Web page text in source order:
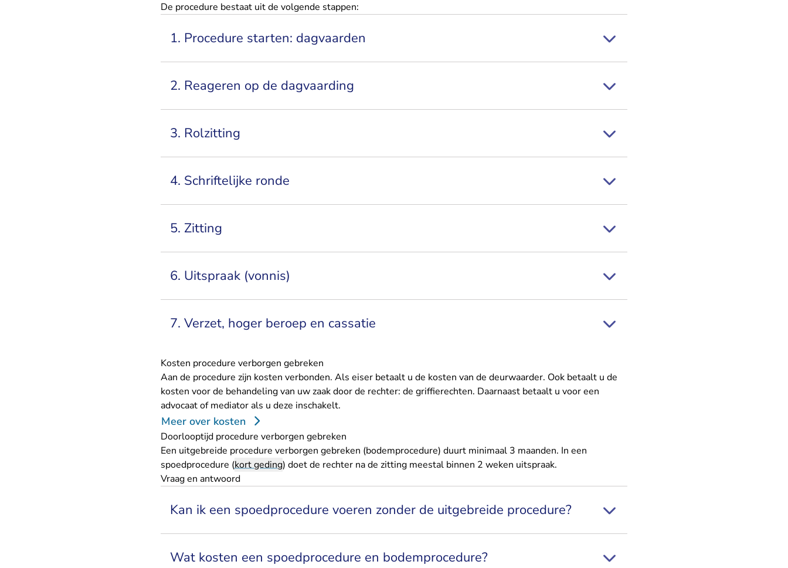
De procedure bestaat uit de volgende stappen:
1. Procedure starten: dagvaarden
2. Reageren op de dagvaarding
3. Rolzitting
4. Schriftelijke ronde
5. Zitting
6. Uitspraak (vonnis)
7. Verzet, hoger beroep en cassatie
Kosten procedure verborgen gebreken
Aan de procedure zijn kosten verbonden. Als eiser betaalt u de kosten van de deurwaarder. Ook betaalt u de
kosten voor de behandeling van uw zaak door de rechter: de griffierechten. Daarnaast betaalt u voor een
advocaat of mediator als u deze inschakelt.
Meer over kosten
Doorlooptijd procedure verborgen gebreken
Een uitgebreide procedure verborgen gebreken (bodemprocedure) duurt minimaal 3 maanden. In een
spoedprocedure (kort geding) doet de rechter na de zitting meestal binnen 2 weken uitspraak.
Vraag en antwoord
Kan ik een spoedprocedure voeren zonder de uitgebreide procedure?
Wat kosten een spoedprocedure en bodemprocedure?